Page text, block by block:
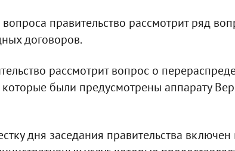
правительство рассмотрит ряд
договоров.
рассмотрит вопрос о
которые были предусмотрены аппарату
дня заседания правительства